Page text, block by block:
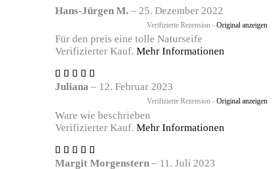
mit
5
von 5
Hans-Jürgen M. – 25. Dezember 2022
Verifizierte Rezension - Original anzeigen
Für den preis eine tolle Naturseife
Verifizierter Kauf. Mehr Informationen
mit
von 5
Juliana – 12. Februar 2023
Verifizierte Rezension - Original anzeigen
Ware wie beschrieben
Verifizierter Kauf. Mehr Informationen
mit5
Margit Morgenstern – 11. Juli 2023